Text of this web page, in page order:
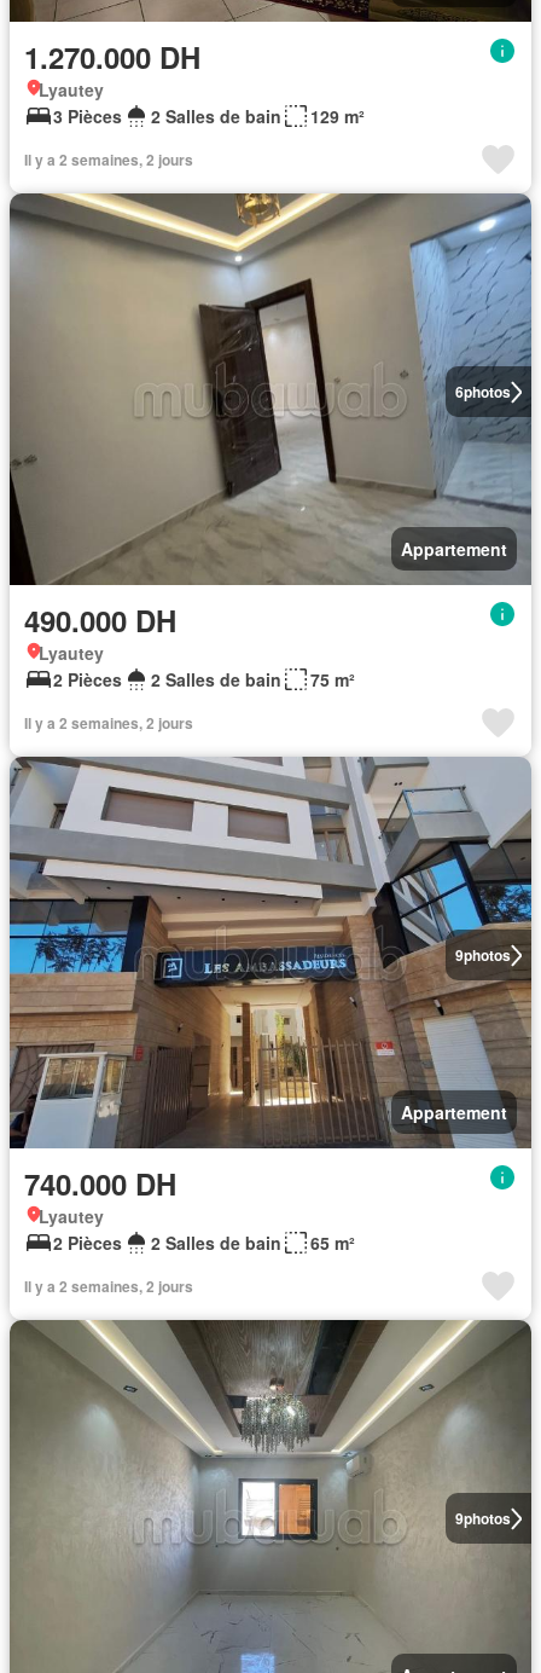
1.270.000 DH
Lyautey
3 Pièces
2 Salles de bain 129 m²
Il y a 2 semaines, 2 jours
6photos
Appartement
490.000 DH
Lyautey
2 Pièces
2 Salles de bain 75 m²
Il y a 2 semaines, 2 jours
9photos
Appartement
740.000 DH
Lyautey
2 Pièces
2 Salles de bain 65 m²
Il y a 2 semaines, 2 jours
9photos